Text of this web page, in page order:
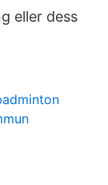
eller dess